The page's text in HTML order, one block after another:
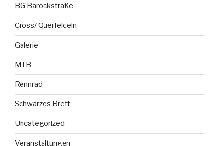
BG Barockstraße
Cross/ Querfeldein
Galerie
MTB
Rennrad
Schwarzes Brett
Uncategorized
Veranstaltungen